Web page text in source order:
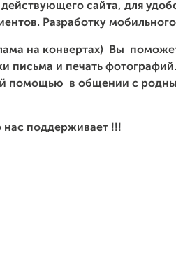
сайта, для
Разработку
на конвертах) Вы
письма и печать
помощью в общении с
нас поддерживает !!!